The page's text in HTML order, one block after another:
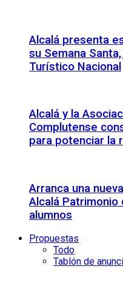
Alcalá presenta
su Semana
Turístico Nacional
Alcalá y la
Complutense
para potenciar la
Arranca una
Alcalá Patrimonio
alumnos
Propuestas
Todo
Tablón de